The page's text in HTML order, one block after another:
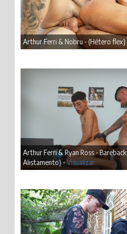
Arthur Ferri & Nobru - (Hétero flex)
Arthur Ferri & Ryan Ross -
Alistamento) -Visualizar